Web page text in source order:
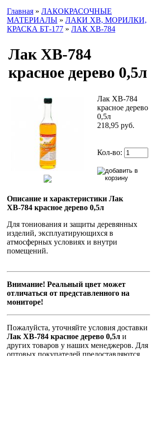
Главная » ЛАКОКРАСОЧНЫЕ
МАТЕРИАЛЫ » ЛАКИ ХВ, МОРИЛКИ,
КРАСКА БТ-177 » ЛАК ХВ-784
Лак ХВ-784
красное дерево 0,5л
Лак ХВ-784
красное дерево
0,5л
218,95 руб.
Кол-во:
Описание и характеристики Лак
ХВ-784 красное дерево 0,5л
Для тониования и защиты деревянных
изделий, эксплуатирующихся в
атмосферных условиях и внутри
помещений.
Внимание! Реальный цвет может
отличаться от представленного на
мониторе!
Пожалуйста, уточняйте условия доставки
Лак ХВ-784 красное дерево 0,5л и
других товаров у наших менеджеров. Для
оптовых покупателей предоставляются